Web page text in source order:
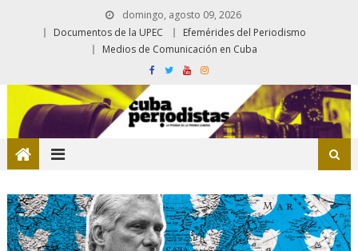
domingo, agosto 09, 2026
Documentos de la UPEC
Efemérides del Periodismo
Medios de Comunicación en Cuba